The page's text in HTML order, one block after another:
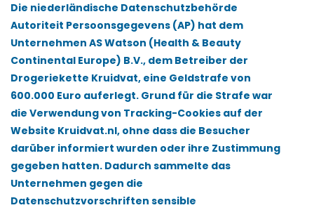
Die niederländische Datenschutzbehörde
Autoriteit Persoonsgegevens (AP) hat dem
Unternehmen AS Watson (Health & Beauty
Continental Europe) B.V., dem Betreiber der
Drogeriekette Kruidvat, eine Geldstrafe von
600.000 Euro auferlegt. Grund für die Strafe war
die Verwendung von Tracking-Cookies auf der
Website Kruidvat.nl, ohne dass die Besucher
darüber informiert wurden oder ihre Zustimmung
gegeben hatten. Dadurch sammelte das
Unternehmen gegen die
Datenschutzvorschriften sensible